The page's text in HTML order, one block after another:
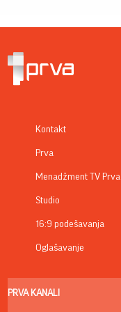
Kontakt
Prva
Menadžment TV Prva
Studio
16:9 podešavanja
Oglašavanje
PRVA KANALI